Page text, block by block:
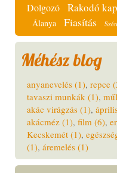
Dolgozó Rakodó
Álanya Fiasítás
Méhész blog
anyanevelés (1), repce
tavaszi munkák (1),
akác virágzás (1),
akácméz (1), film (6),
Kecskemét (1),
(1), áremelés (1)